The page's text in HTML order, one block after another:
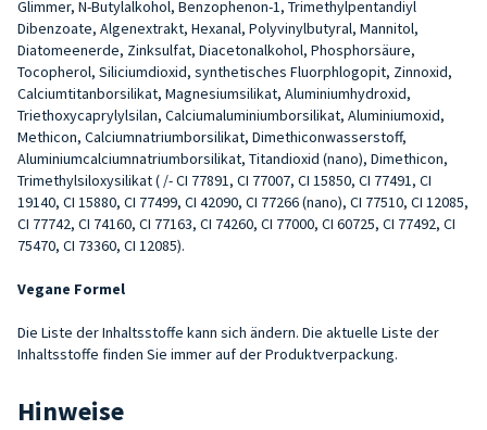
Glimmer, N-Butylalkohol, Benzophenon-1, Trimethylpentandiyl
Dibenzoate, Algenextrakt, Hexanal, Polyvinylbutyral, Mannitol,
Diatomeenerde, Zinksulfat, Diacetonalkohol, Phosphorsäure,
Tocopherol, Siliciumdioxid, synthetisches Fluorphlogopit, Zinnoxid,
Calciumtitanborsilikat, Magnesiumsilikat, Aluminiumhydroxid,
Triethoxycaprylylsilan, Calciumaluminiumborsilikat, Aluminiumoxid,
Methicon, Calciumnatriumborsilikat, Dimethiconwasserstoff,
Aluminiumcalciumnatriumborsilikat, Titandioxid (nano), Dimethicon,
Trimethylsiloxysilikat ( /- CI 77891, CI 77007, CI 15850, CI 77491, CI
19140, CI 15880, CI 77499, CI 42090, CI 77266 (nano), CI 77510, CI 12085,
CI 77742, CI 74160, CI 77163, CI 74260, CI 77000, CI 60725, CI 77492, CI
75470, CI 73360, CI 12085).
Vegane Formel
Die Liste der Inhaltsstoffe kann sich ändern. Die aktuelle Liste der
Inhaltsstoffe finden Sie immer auf der Produktverpackung.
Hinweise